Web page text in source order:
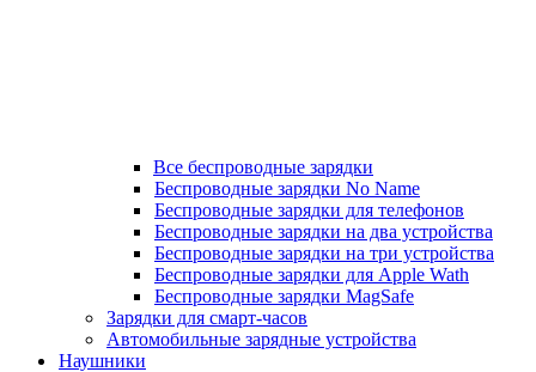
Все беспроводные зарядки
Беспроводные зарядки No Name
Беспроводные зарядки для телефонов
Беспроводные зарядки на два устройства
Беспроводные зарядки на три устройства
Беспроводные зарядки для Apple Wath
Беспроводные зарядки MagSafe
Зарядки для смарт-часов
Автомобильные зарядные устройства
Наушники